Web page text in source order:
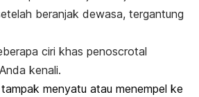
beranjak dewasa, tergantung
ciri khas penoscrotal
kenali.
menyatu atau menempel ke